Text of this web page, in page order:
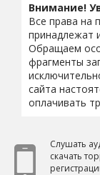
Внимание!
Все права на
принадлежат
Обращаем
фрагменты
сайта
оплачивать
Слушать
скачать